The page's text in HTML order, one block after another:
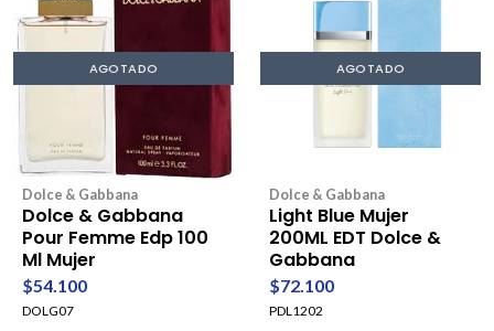
AGOTADO
Dolce & Gabbana
Dolce & Gabbana
Pour Femme Edp 100
Ml Mujer
$54.100
DOLG07
AGOTADO
Dolce & Gabbana
Light Blue Mujer
200ML EDT Dolce &
Gabbana
$72.100
PDL1202